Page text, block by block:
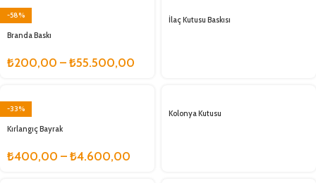
-58%
Branda Baskı
₺200,00 – ₺55.500,00
İlaç Kutusu Baskısı
-33%
Kırlangıç Bayrak
₺400,00 – ₺4.600,00
Kolonya Kutusu